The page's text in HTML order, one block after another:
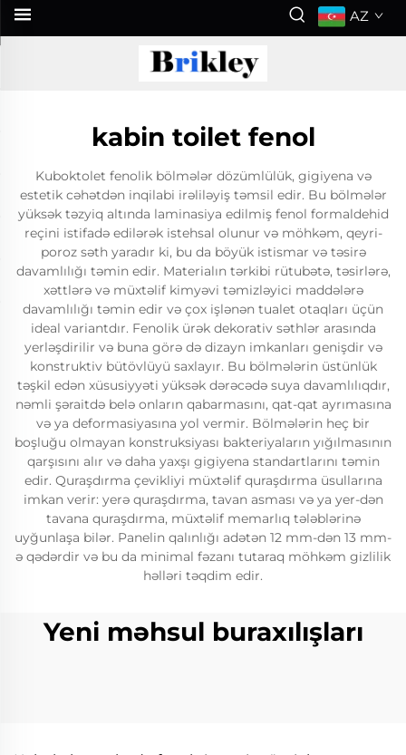
AZ
kabin toilet fenol
Kuboktolet fenolik bölmələr dözümlülük, gigiyena və
estetik cəhətdən inqilabi irəliləyiş təmsil edir. Bu bölmələr
yüksək təzyiq altında laminasiya edilmiş fenol formaldehid
reçini istifadə edilərək istehsal olunur və möhkəm, qeyri-
poroz səth yaradır ki, bu da böyük istismar və təsirə
davamlılığı təmin edir. Materialın tərkibi rütubətə, təsirlərə,
xəttlərə və müxtəlif kimyəvi təmizləyici maddələrə
davamlılığı təmin edir və çox işlənən tualet otaqları üçün
ideal variantdır. Fenolik ürək dekorativ səthlər arasında
yerləşdirilir və buna görə də dizayn imkanları genişdir və
konstruktiv bütövlüyü saxlayır. Bu bölmələrin üstünlük
təşkil edən xüsusiyyəti yüksək dərəcədə suya davamlılıqdır,
nəmli şəraitdə belə onların qabarmasını, qat-qat ayrımasına
və ya deformasiyasına yol vermir. Bölmələrin heç bir
boşluğu olmayan konstruksiyası bakteriyaların yığılmasının
qarşısını alır və daha yaxşı gigiyena standartlarını təmin
edir. Quraşdırma çevikliyi müxtəlif quraşdırma üsullarına
imkan verir: yerə quraşdırma, tavan asması və ya yer-dən
tavana quraşdırma, müxtəlif memarlıq tələblərinə
uyğunlaşa bilər. Panelin qalınlığı adətən 12 mm-dən 13 mm-
ə qədərdir və bu da minimal fəzanı tutaraq möhkəm gizlilik
həlləri təqdim edir.
Yeni məhsul buraxılışları